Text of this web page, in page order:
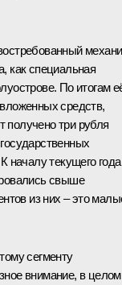
как специальная
По итогам
средств,
получено три рубля
началу текущего года
свыше
из них – это
сегменту
внимание, в целом